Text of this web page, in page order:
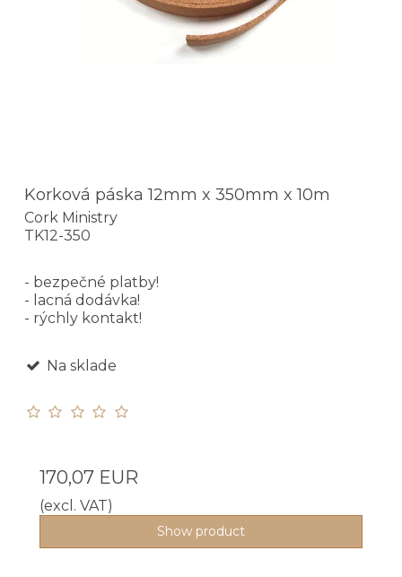
Korková páska 12mm x 350mm x 10m
Cork Ministry
TK12-350
- bezpečné platby!
- lacná dodávka!
- rýchly kontakt!
Na sklade
170,07 EUR
(excl. VAT)
Show product